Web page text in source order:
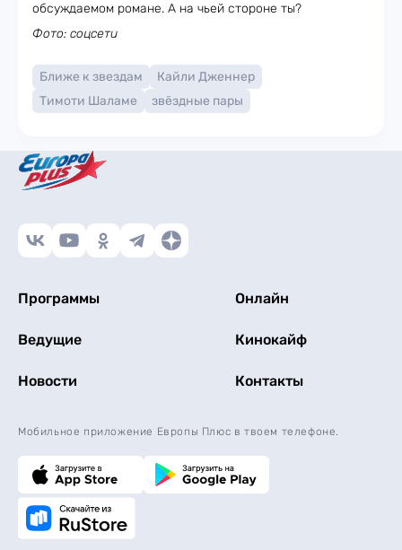
обсуждаемом романе. А на чьей стороне ты?
Фото: соцсети
Ближе к звездам
Кайли Дженнер
Тимоти Шаламе
звёздные пары
Программы Онлайн
Ведущие Кинокайф
Новости Контакты
Мобильное приложение Европы Плюс в твоем телефоне.